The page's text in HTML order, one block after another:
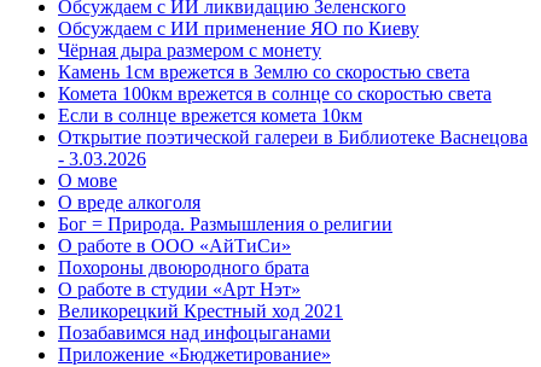
Обсуждаем с ИИ ликвидацию Зеленского
Обсуждаем с ИИ применение ЯО по Киеву
Чёрная дыра размером с монету
Камень 1см врежется в Землю со скоростью света
Комета 100км врежется в солнце со скоростью света
Если в солнце врежется комета 10км
Открытие поэтической галереи в Библиотеке Васнецова
- 3.03.2026
О мове
О вреде алкоголя
Бог = Природа. Размышления о религии
О работе в ООО «АйТиСи»
Похороны двоюродного брата
О работе в студии «Арт Нэт»
Великорецкий Крестный ход 2021
Позабавимся над инфоцыганами
Приложение «Бюджетирование»